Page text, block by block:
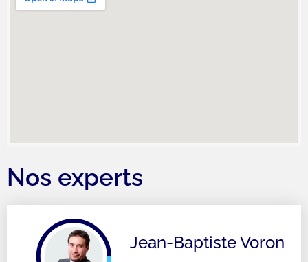
Nos experts
Jean-Baptiste Voron